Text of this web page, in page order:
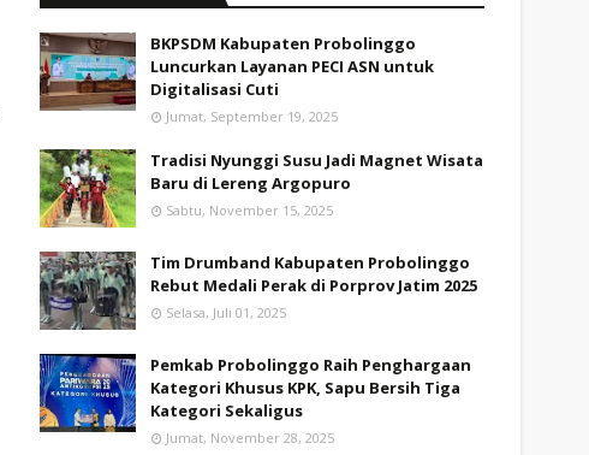
BKPSDM Kabupaten Probolinggo
Luncurkan Layanan PECI ASN untuk
Digitalisasi Cuti
Jumat, September 19, 2025
Tradisi Nyunggi Susu Jadi Magnet Wisata
Baru di Lereng Argopuro
Sabtu, November 15, 2025
Tim Drumband Kabupaten Probolinggo
Rebut Medali Perak di Porprov Jatim 2025
Selasa, Juli 01, 2025
Pemkab Probolinggo Raih Penghargaan
Kategori Khusus KPK, Sapu Bersih Tiga
Kategori Sekaligus
Jumat, November 28, 2025